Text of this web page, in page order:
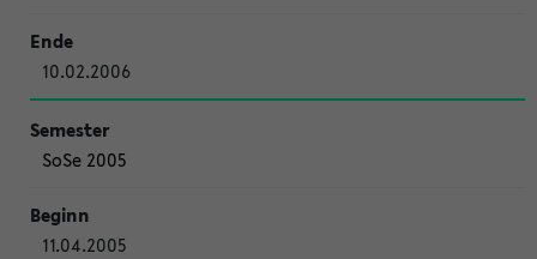
10.02.2006
SoSe 2005
11.04.2005